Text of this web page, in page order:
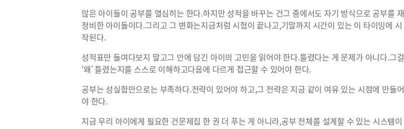
많은 아이들이 공부를 열심히는 한다.하지만 성적을 바꾸는 건그 중에서도 자기 방식으로 공부를 재
정비한 아이들이다.그리고 그 변화는지금처럼 시험이 끝나고,기말까지 시간이 있는 이 타이밍에 시
작된다.
성적표만 들여다보지 말고그 안에 담긴 아이의 고민을 읽어야 한다.틀렸다는 게 문제가 아니다.그걸
‘왜’ 틀렸는지를 스스로 이해하고다음에 다르게 접근할 수 있어야 한다.
공부는 성실함만으로는 부족하다.전략이 있어야 하고,그 전략은 지금 같이 여유 있는 시점에 만들어
야 한다.
지금 우리 아이에게 필요한 건문제집 한 권 더 푸는 게 아니라,공부 전체를 설계할 수 있는 시스템이